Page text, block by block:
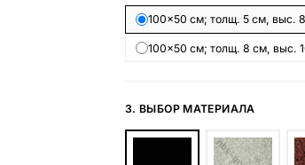
100×50 см; толщ. 5 см, выс.
100×50 см; толщ. 8 см, выс.
3. ВЫБОР МАТЕРИАЛА